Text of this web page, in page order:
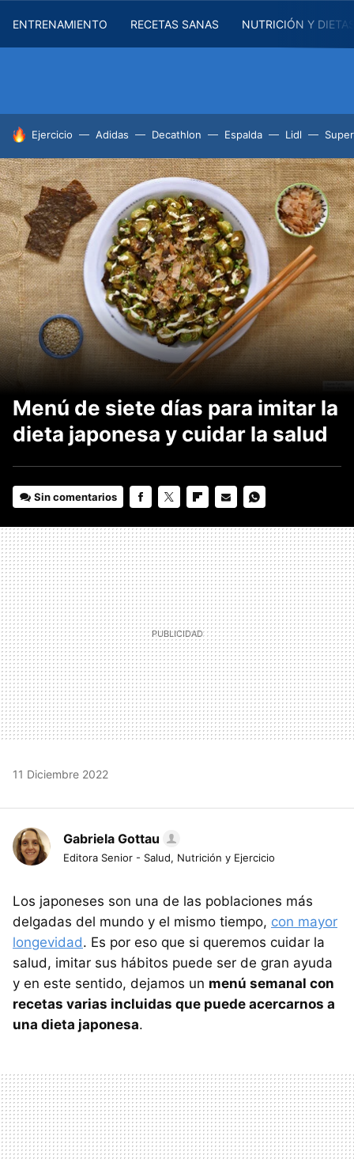
ENTRENAMIENTO RECETAS SANAS NUTRICIÓN Y
HOY SE HABLA DE
Ejercicio Adidas Decathlon Espalda Lidl
Menú de siete días para imitar la
dieta japonesa y cuidar la salud
Sin comentarios
MAIL
11 Diciembre 2022
Gabriela Gottau
Editora Senior - Salud, Nutrición y Ejercicio
Los japoneses son una de las poblaciones más
delgadas del mundo y el mismo tiempo, con mayor
longevidad. Es por eso que si queremos cuidar la
salud, imitar sus hábitos puede ser de gran ayuda
y en este sentido, dejamos un menú semanal con
recetas varias incluidas que puede acercarnos a
una dieta japonesa.